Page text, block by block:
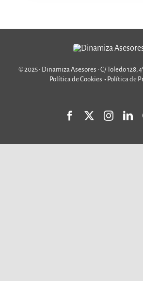
© 2025 • Dinamiza Asesores • C/ Toledo 128,
Política de Cookies • Política de